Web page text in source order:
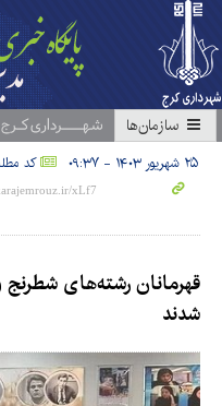
سازمان‎ها
۲۵ شهریور ۱۴۰۳ - ۰۹:۳۷ کد مطلب:
قهرمانان رشته‌های
شدند